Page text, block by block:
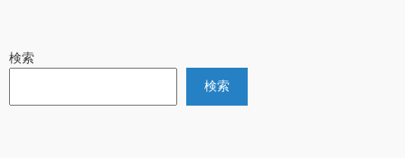
検索
検索